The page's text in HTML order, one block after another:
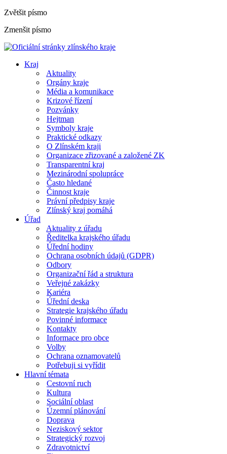
Zvětšit písmo
Zmenšit písmo
Kraj
Aktuality
Orgány kraje
Média a komunikace
Krizové řízení
Pozvánky
Hejtman
Symboly kraje
Praktické odkazy
O Zlínském kraji
Organizace zřizované a založené ZK
Transparentní kraj
Mezinárodní spolupráce
Často hledané
Činnost kraje
Právní předpisy kraje
Zlínský kraj pomáhá
Úřad
Aktuality z úřadu
Ředitelka krajského úřadu
Úřední hodiny
Ochrana osobních údajů (GDPR)
Odbory
Organizační řád a struktura
Veřejné zakázky
Kariéra
Úřední deska
Strategie krajského úřadu
Povinné informace
Kontakty
Informace pro obce
Volby
Ochrana oznamovatelů
Potřebuji si vyřídit
Hlavní témata
Cestovní ruch
Kultura
Sociální oblast
Územní plánování
Doprava
Neziskový sektor
Strategický rozvoj
Zdravotnictví